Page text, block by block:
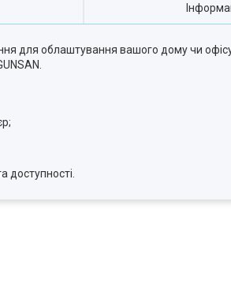
для облаштування вашого дому чи
доступності.